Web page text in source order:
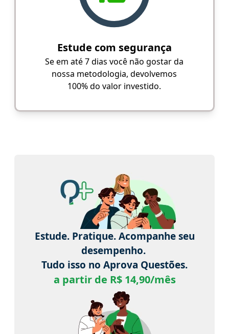
Estude com segurança
Se em até 7 dias você não gostar da
nossa metodologia, devolvemos
100% do valor investido.
Estude. Pratique. Acompanhe seu
desempenho.
Tudo isso no Aprova Questões.
a partir de R$ 14,90/mês